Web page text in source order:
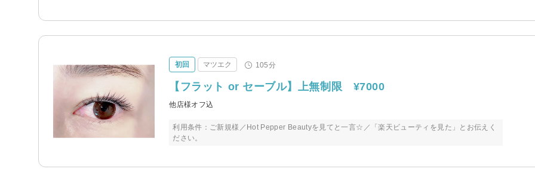
初回 マツエク 105分
【フラット or セーブル】上無制限 ¥7000
他店様オフ込
利用条件：ご新規様／Hot Pepper Beautyを見てと一言☆／「楽天ビューティを見た」とお伝えく
ださい。